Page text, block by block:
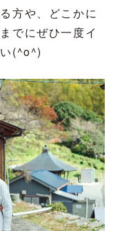
方や、どこかに
でにぜひ一度イ
(^o^)